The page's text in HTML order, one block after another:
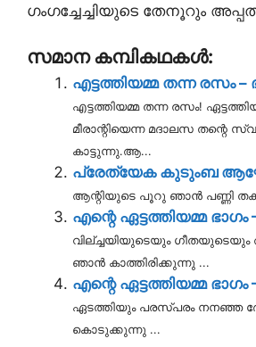
ഗംഗച്ചേച്ചിയുടെ തേനൂറും
സമാന കമ്പികഥകൾ:
എട്ടത്തിയമ്മ തന്ന രസം –
എട്ടത്തിയമ്മ തന്ന രസം!
മീരാന്റിയെന്ന മദാലസ തന്റെ
കാട്ടുന്നു.ആ...
പ്രേത്യേക കുടുംബ
ആന്റിയുടെ പൂറു ഞാൻ പണ്ണി
എന്റെ ഏട്ടത്തിയമ്മ ഭാഗം
വില്ച്ചയിയുടെയും ഗീതയുടെയും
ഞാൻ കാത്തിരിക്കുന്നു ...
എന്റെ ഏട്ടത്തിയമ്മ ഭാഗം
ഏടത്തിയും പരസ്പരം നനഞ്ഞ
കൊടുക്കുന്നു ...